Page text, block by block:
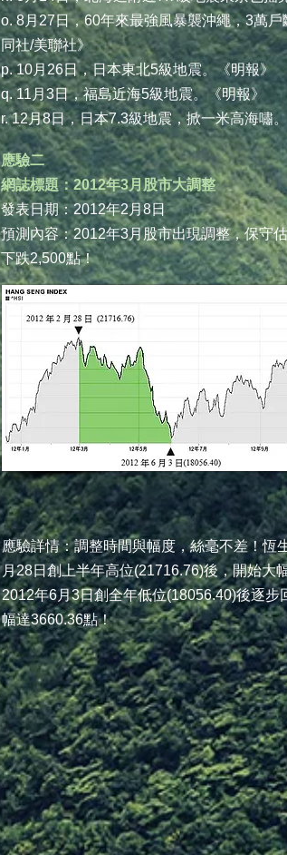
o. 8月27日，60年來最強風暴襲沖繩，3萬
同社/美聯社》
p. 10月26日，日本東北5級地震。《明報》
q. 11月3日，福島近海5級地震。《明報》
r. 12月8日，日本7.3級地震，掀一米高海嘯
應驗二
網誌標題：2012年3月股市大調整
發表日期：2012年2月8日
預測內容：2012年3月股市出現調整，保守
下跌2,500點！
應驗詳情：調整時間與幅度，絲毫不差！恆
月28日創上半年高位(21716.76)後，開始大
2012年6月3日創全年低位(18056.40)後逐步
幅達3660.36點！